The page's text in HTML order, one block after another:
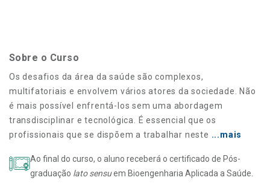
Sobre o Curso
Os desafios da área da saúde são complexos,
multifatoriais e envolvem vários atores da sociedade. Não
é mais possível enfrentá-los sem uma abordagem
transdisciplinar e tecnológica. É essencial que os
profissionais que se dispõem a trabalhar neste ...mais
Ao final do curso, o aluno receberá o certificado de Pós-
graduação lato sensuem Bioengenharia Aplicada a Saúde.